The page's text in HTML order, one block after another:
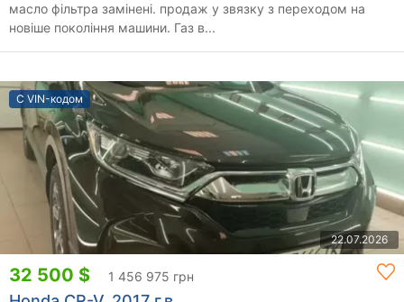
масло фільтра замінені. продаж у звязку з переходом на
новіше покоління машини. Газ в...
С VIN-кодом
22.07.2026
32 500 $ 1 456 975 грн